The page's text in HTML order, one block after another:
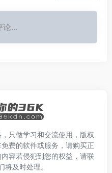
论...
只做学习和交流使用，版权
费的软件或服务，请购买正
容若侵犯到您的权益，请联
将及时处理。